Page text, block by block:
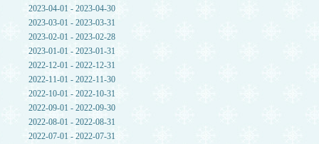
2023-04-01 - 2023-04-30
2023-03-01 - 2023-03-31
2023-02-01 - 2023-02-28
2023-01-01 - 2023-01-31
2022-12-01 - 2022-12-31
2022-11-01 - 2022-11-30
2022-10-01 - 2022-10-31
2022-09-01 - 2022-09-30
2022-08-01 - 2022-08-31
2022-07-01 - 2022-07-31